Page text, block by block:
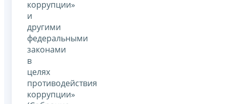
коррупции»
и
другими
федеральными
законами
в
целях
противодействия
коррупции»